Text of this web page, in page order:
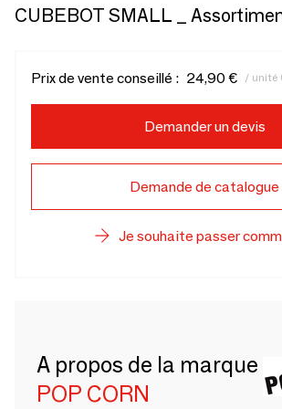
CUBEBOT SMALL _
Prix de vente conseillé : 24,90 € / unité
Demander un devis
Demande de catalogue
Je souhaite passer
A propos de la marque
POP CORN